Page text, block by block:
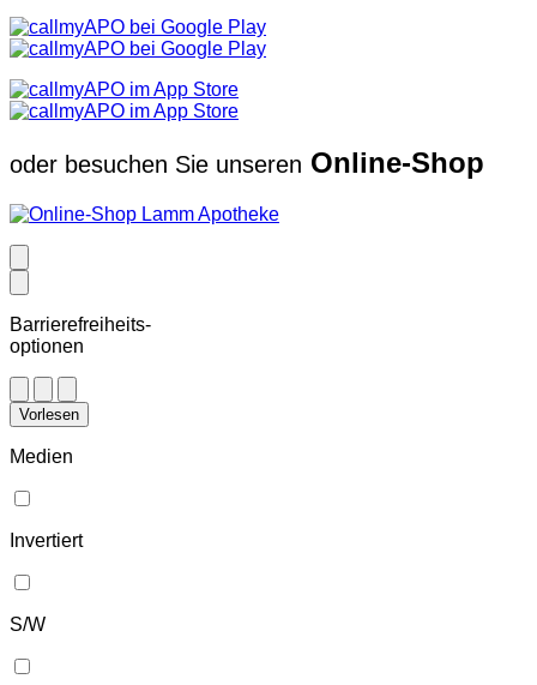
oder besuchen Sie unseren Online-Shop
Barrierefreiheits-
optionen
Vorlesen
Medien
Invertiert
S/W